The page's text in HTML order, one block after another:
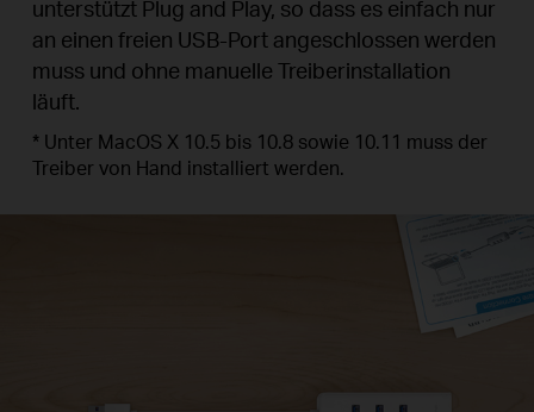
unterstützt Plug and Play, so dass es einfach nur
an einen freien USB-Port angeschlossen werden
muss und ohne manuelle Treiberinstallation
läuft.
* Unter MacOS X 10.5 bis 10.8 sowie 10.11 muss der
Treiber von Hand installiert werden.